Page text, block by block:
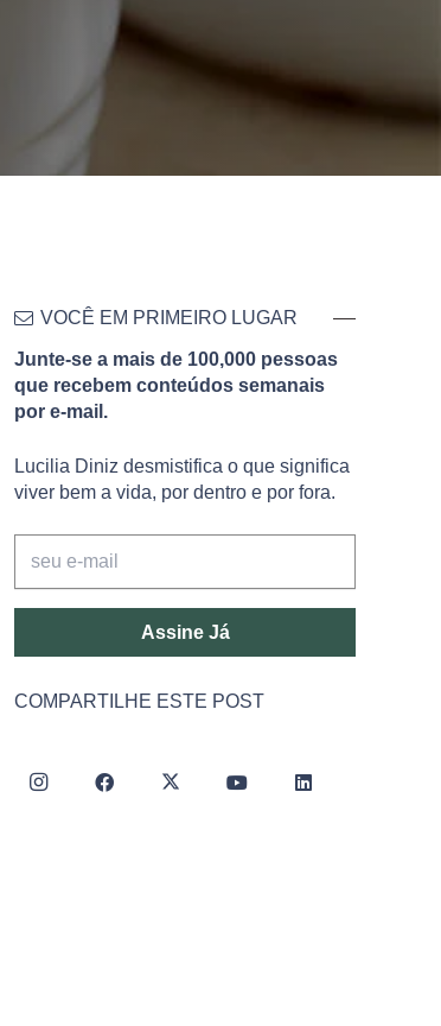
VOCÊ EM PRIMEIRO LUGAR
Junte-se a mais de 100,000 pessoas
que recebem conteúdos semanais
por e-mail.
Lucilia Diniz desmistifica o que significa
viver bem a vida, por dentro e por fora.
Assine Já
COMPARTILHE ESTE POST